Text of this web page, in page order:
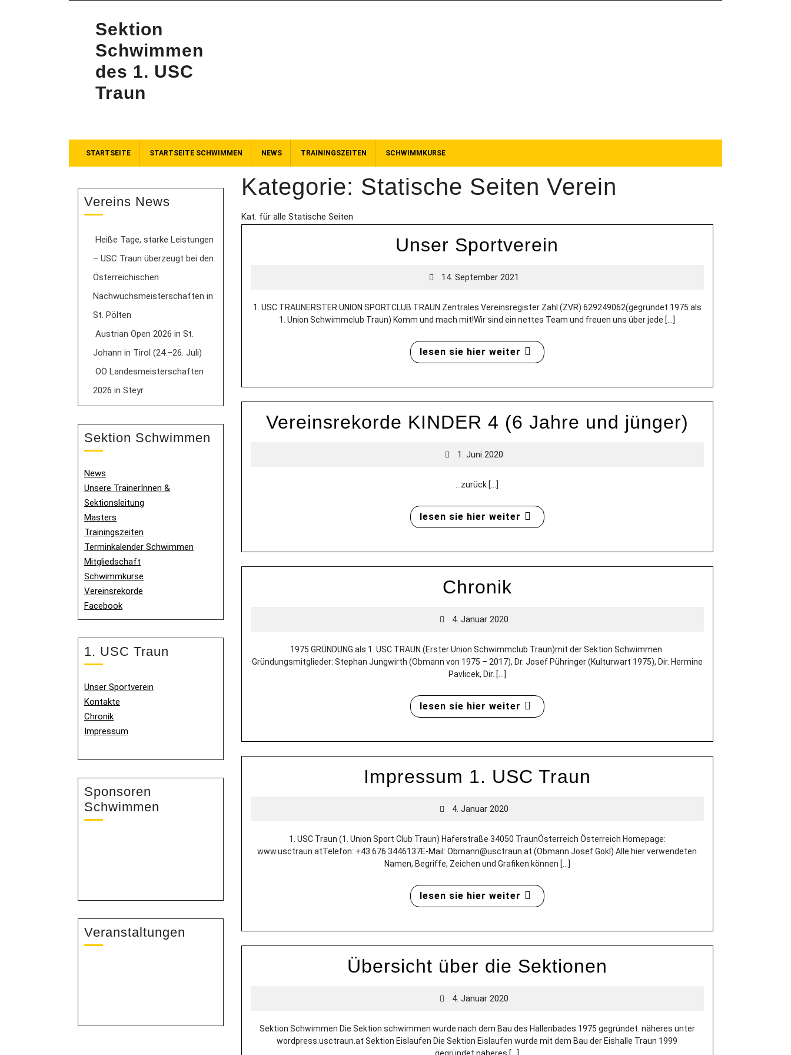
Sektion
Schwimmen
des 1. USC
Traun
STARTSEITE STARTSEITE SCHWIMMEN NEWS TRAININGSZEITEN SCHWIMMKURSE
Vereins News
Heiße Tage, starke Leistungen
– USC Traun überzeugt bei den
Österreichischen
Nachwuchsmeisterschaften in
St. Pölten
Austrian Open 2026 in St.
Johann in Tirol (24.–26. Juli)
OÖ Landesmeisterschaften
2026 in Steyr
Sektion Schwimmen
News
Unsere TrainerInnen &
Sektionsleitung
Masters
Trainingszeiten
Terminkalender Schwimmen
Mitgliedschaft
Schwimmkurse
Vereinsrekorde
Facebook
1. USC Traun
Unser Sportverein
Kontakte
Chronik
Impressum
Sponsoren
Schwimmen
Veranstaltungen
Kategorie: Statische Seiten Verein
Kat. für alle Statische Seiten
Unser Sportverein
14. September 2021
1. USC TRAUNERSTER UNION SPORTCLUB TRAUN Zentrales Vereinsregister Zahl (ZVR) 629249062(gegründet 1975 als
1. Union Schwimmclub Traun) Komm und mach mit!Wir sind ein nettes Team und freuen uns über jede [...]
lesen sie hier weiter
Vereinsrekorde KINDER 4 (6 Jahre und jünger)
1. Juni 2020
…zurück [...]
lesen sie hier weiter
Chronik
4. Januar 2020
1975 GRÜNDUNG als 1. USC TRAUN (Erster Union Schwimmclub Traun)mit der Sektion Schwimmen.
Gründungsmitglieder: Stephan Jungwirth (Obmann von 1975 – 2017), Dr. Josef Pühringer (Kulturwart 1975), Dir. Hermine
Pavlicek, Dir. [...]
lesen sie hier weiter
Impressum 1. USC Traun
4. Januar 2020
1. USC Traun (1. Union Sport Club Traun) Haferstraße 34050 TraunÖsterreich Österreich Homepage:
www.usctraun.atTelefon: +43 676 3446137E-Mail: Obmann@usctraun.at (Obmann Josef Gokl) Alle hier verwendeten
Namen, Begriffe, Zeichen und Grafiken können [...]
lesen sie hier weiter
Übersicht über die Sektionen
4. Januar 2020
Sektion Schwimmen Die Sektion schwimmen wurde nach dem Bau des Hallenbades 1975 gegründet. näheres unter
wordpress.usctraun.at Sektion Eislaufen Die Sektion Eislaufen wurde mit dem Bau der Eishalle Traun 1999